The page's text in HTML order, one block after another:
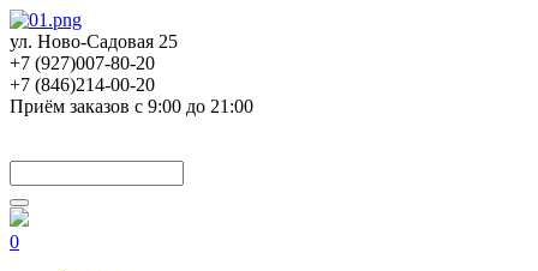
ул. Ново-Садовая 25
+7 (927)007-80-20
+7 (846)214-00-20
Приём заказов с 9:00 до 21:00
0